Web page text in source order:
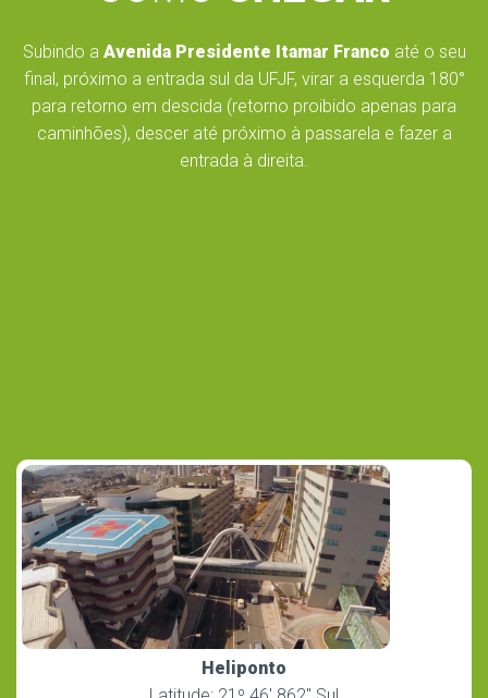
Subindo a Avenida Presidente Itamar Franco até o seu
final, próximo a entrada sul da UFJF, virar a esquerda 180°
para retorno em descida (retorno proibido apenas para
caminhões), descer até próximo à passarela e fazer a
entrada à direita.
Heliponto